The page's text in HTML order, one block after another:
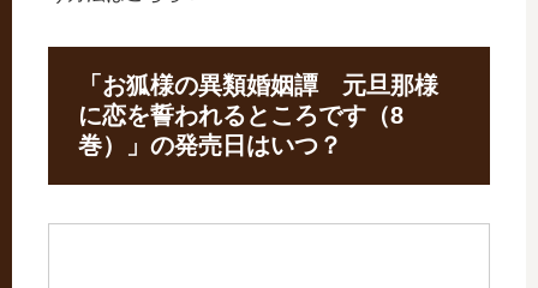
「お狐様の異類婚姻譚 元旦那様
に恋を誓われるところです（8
巻）」の発売日はいつ？